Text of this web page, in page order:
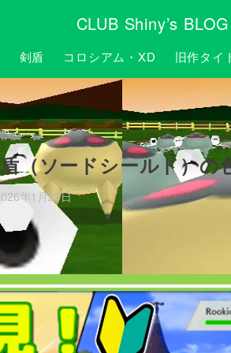
CLUB Shiny’s
剣盾 コロシアム・XD 旧作タイ
（ソードシールド）の
年1月29日